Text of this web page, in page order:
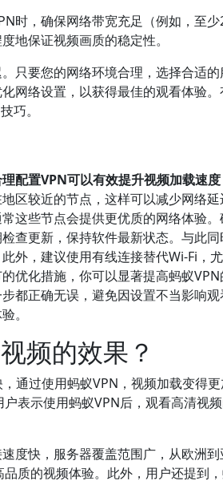
时，确保网络带宽充足（例如，至
地保证视频画质的稳定性。
只要您的网络环境合理，选择合适
网络设置，以获得最佳的观看体验
巧。
配置VPN可以有效提升视频加载速
区较近的节点，这样可以减少网络
这些节点会提供更优质的网络体验
查更新，保持软件最新状态。与此
外，建议使用有线连接替代Wi-Fi，
优化措施，你可以显著提高蚂蚁
都正确无误，避免因设置不当影响
。
频的效果？
通过使用蚂蚁VPN，视频加载变得
表示使用蚂蚁VPN后，观看高清视
度快，服务器覆盖范围广，从欧洲
质的视频体验。此外，用户还提到